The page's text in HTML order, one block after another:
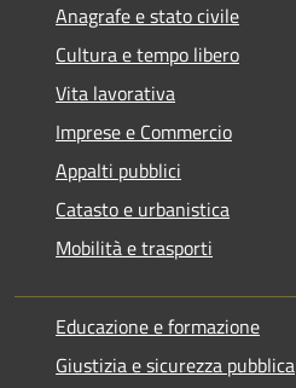
Anagrafe e stato civile
Cultura e tempo libero
Vita lavorativa
Imprese e Commercio
Appalti pubblici
Catasto e urbanistica
Mobilità e trasporti
Educazione e formazione
Giustizia e sicurezza pubblica